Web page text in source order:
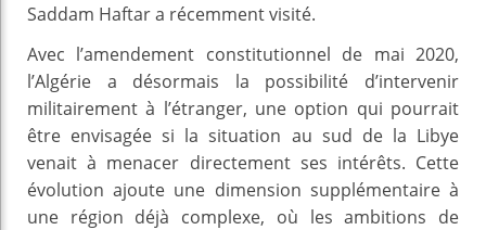
Saddam Haftar a récemment visité.
Avec l’amendement constitutionnel de mai 2020,
l’Algérie a désormais la possibilité d’intervenir
militairement à l’étranger, une option qui pourrait
être envisagée si la situation au sud de la Libye
venait à menacer directement ses intérêts. Cette
évolution ajoute une dimension supplémentaire à
une région déjà complexe, où les ambitions de